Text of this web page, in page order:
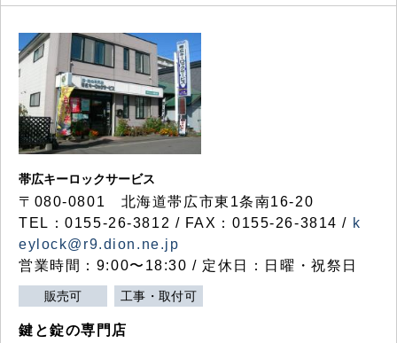
帯広キーロックサービス
〒080-0801 北海道帯広市東1条南16-20
TEL：0155-26-3812 / FAX：0155-26-3814 / k
eylock@r9.dion.ne.jp
営業時間：9:00〜18:30 / 定休日：日曜・祝祭日
販売可 工事・取付可
鍵と錠の専門店